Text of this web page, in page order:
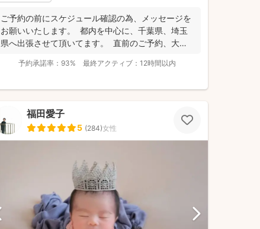
ご予約の前にスケジュール確認の為、 メッセージを
お願いいたします。 都内を中心に、千葉県、埼玉
県へ出張させて頂いてます。 直前のご予約、大歓
予約承諾率： 93% 最終アクティブ： 12時間以内
福田愛子
5 (284)女性